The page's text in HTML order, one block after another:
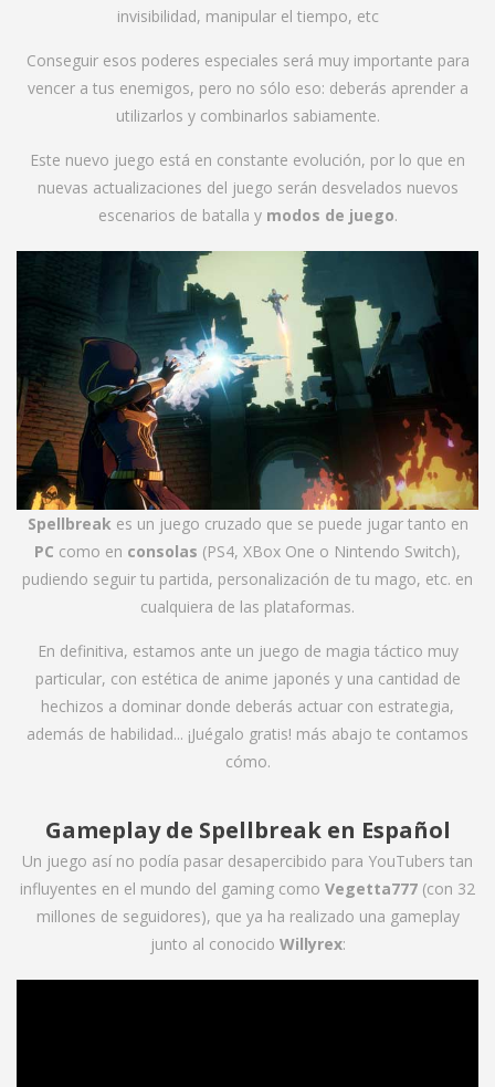
invisibilidad, manipular el tiempo, etc
Conseguir esos poderes especiales será muy importante para
vencer a tus enemigos, pero no sólo eso: deberás aprender a
utilizarlos y combinarlos sabiamente.
Este nuevo juego está en constante evolución, por lo que en
nuevas actualizaciones del juego serán desvelados nuevos
escenarios de batalla y modos de juego.
Spellbreakes un juego cruzado que se puede jugar tanto en
PC como en consolas (PS4, XBox One o Nintendo Switch),
pudiendo seguir tu partida, personalización de tu mago, etc. en
cualquiera de las plataformas.
En definitiva, estamos ante un juego de magia táctico muy
particular, con estética de anime japonés y una cantidad de
hechizos a dominar donde deberás actuar con estrategia,
además de habilidad... ¡Juégalo gratis! más abajo te contamos
cómo.
Gameplay de Spellbreak en Español
Un juego así no podía pasar desapercibido para YouTubers tan
influyentes en el mundo del gaming como Vegetta777 (con 32
millones de seguidores), que ya ha realizado una gameplay
junto al conocido Willyrex: